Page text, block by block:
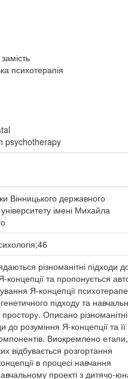
психотерапія
psychotherapy
Вінницького державного
університету імені Михайла
різноманітні підходи
та пропонується
Я-концепції
підходу та
Описано різноманітні
до розуміння Я-концепції та її
Виокремлено
відбувається розгортання
в процесі навчання
проекті з дитячо-